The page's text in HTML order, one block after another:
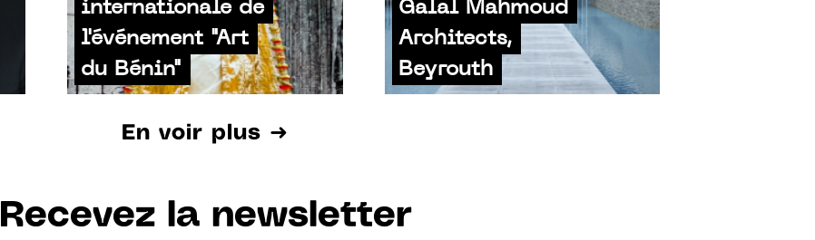
internationale de
l'événement "Art
du Bénin"
Galal Mahmoud
Architects,
Beyrouth
En voir plus ➜
Recevez la newsletter